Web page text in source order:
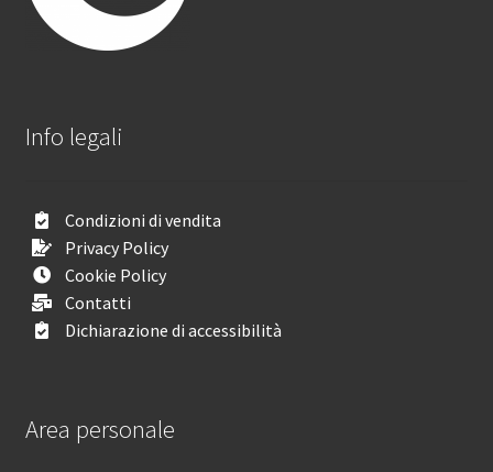
Info legali
Condizioni di vendita
Privacy Policy
Cookie Policy
Contatti
Dichiarazione di accessibilità
Area personale